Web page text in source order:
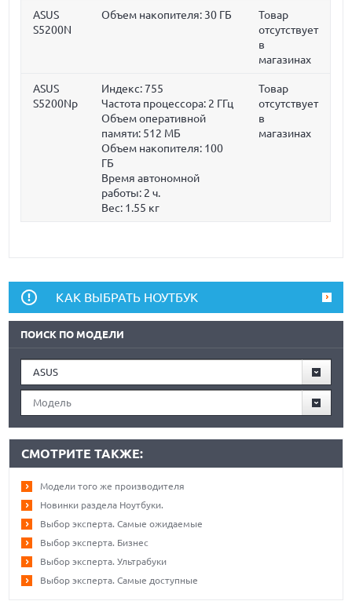
ASUS
S5200N
Объем накопителя: 30 ГБ
Товар
отсутствует
в
магазинах
ASUS
S5200Np
Индекс: 755
Частота процессора: 2 ГГц
Объем оперативной
памяти: 512 МБ
Объем накопителя: 100
ГБ
Время автономной
работы: 2 ч.
Вес: 1.55 кг
Товар
отсутствует
в
магазинах
КАК ВЫБРАТЬ НОУТБУК
ПОИСК ПО МОДЕЛИ
ASUS
Модель
СМОТРИТЕ ТАКЖЕ:
Модели того же производителя
Новинки раздела Ноутбуки.
Выбор эксперта. Самые ожидаемые
Выбор эксперта. Бизнес
Выбор эксперта. Ультрабуки
Выбор эксперта. Самые доступные